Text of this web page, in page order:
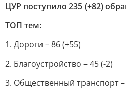
ЦУР поступило 235 (+82)
ТОП тем:
1. Дороги – 86 (+55)
2. Благоустройство – 45 (-2)
3. Общественный транспорт –